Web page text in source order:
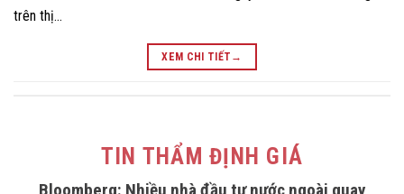
trên thị…
XEM CHI TIẾT →
TIN THẨM ĐỊNH GIÁ